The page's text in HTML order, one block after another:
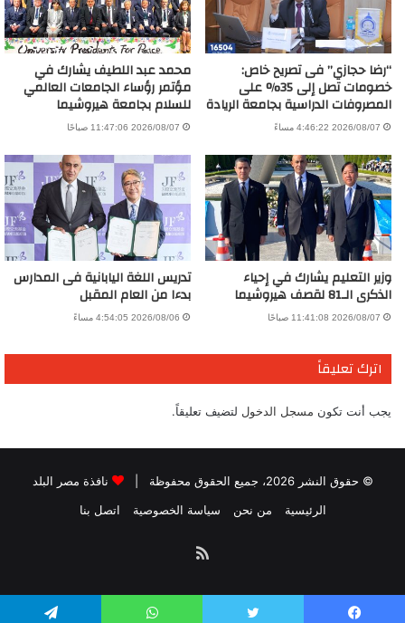
“رضا حجازي” فى تصريح خاص:
خصومات تصل إلى 35% على
المصروفات الدراسية بجامعة الريادة
2026/08/07 4:46:22 مساءً
محمد عبد اللطيف يشارك في
مؤتمر رؤساء الجامعات العالمي
للسلام بجامعة هيروشيما
2026/08/07 11:47:06 صباحًا
وزير التعليم يشارك في إحياء
الذكرى الـ81 لقصف هيروشيما
2026/08/07 11:41:08 صباحًا
تدريس اللغة اليابانية فى المدارس
بدءا من العام المقبل
2026/08/06 4:54:05 مساءً
اترك تعليقاً
يجب أنت تكون مسجل الدخول لتضيف تعليقاً.
© حقوق النشر 2026، جميع الحقوق محفوظة |
نافذة مصر البلد
الرئيسية
من نحن سياسة الخصوصية اتصل بنا
ملخص
الموقع